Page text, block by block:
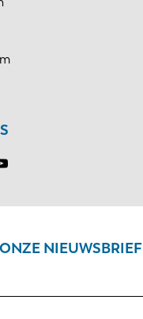
NIEUWSBRIEF